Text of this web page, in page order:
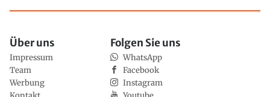
Über uns
Impressum
Team
Werbung
Folgen Sie uns
WhatsApp
Facebook
Instagram